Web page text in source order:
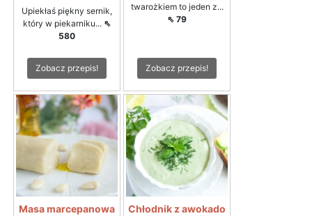
Upiekłaś piękny sernik,
który w piekarniku... ⇖
580
Zobacz przepis!
twarożkiem to jeden z...
⇖ 79
Zobacz przepis!
Masa marcepanowa Chłodnik z awokado